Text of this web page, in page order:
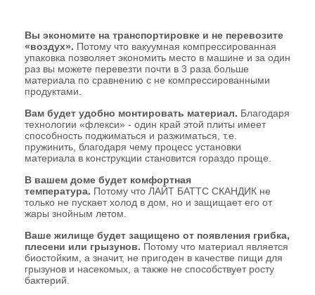
Вы экономите на транспортировке и не перевозите
«воздух». Потому что вакуумная компрессированная
упаковка позволяет экономить место в машине и за один
раз вы можете перевезти почти в 3 раза больше
материала по сравнению с не компрессированными
продуктами.
Вам будет удобно монтировать материал. Благодаря
технологии «флекси» - один край этой плиты имеет
способность поджиматься и разжиматься, т.е.
пружинить, благодаря чему процесс установки
материала в конструкции становится гораздо проще.
В вашем доме будет комфортная
температура. Потому что ЛАЙТ БАТТС СКАНДИК не
только не пускает холод в дом, но и защищает его от
жары знойным летом.
Ваше жилище будет защищено от появления грибка,
плесени или грызунов. Потому что материал является
биостойким, а значит, не пригоден в качестве пищи для
грызунов и насекомых, а также не способствует росту
бактерий.